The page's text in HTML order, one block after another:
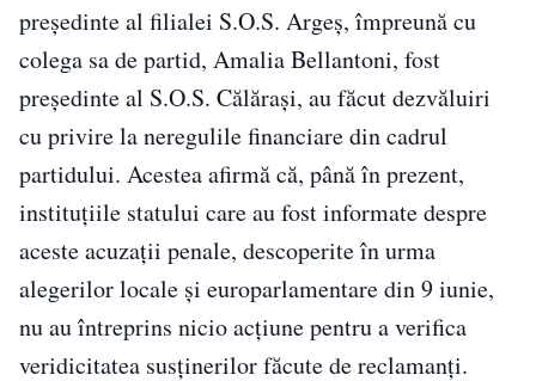
președinte al filialei S.O.S. Argeș, împreună cu
colega sa de partid, Amalia Bellantoni, fost
președinte al S.O.S. Călărași, au făcut dezvăluiri
cu privire la neregulile financiare din cadrul
partidului. Acestea afirmă că, până în prezent,
instituțiile statului care au fost informate despre
aceste acuzații penale, descoperite în urma
alegerilor locale și europarlamentare din 9 iunie,
nu au întreprins nicio acțiune pentru a verifica
veridicitatea susținerilor făcute de reclamanți.